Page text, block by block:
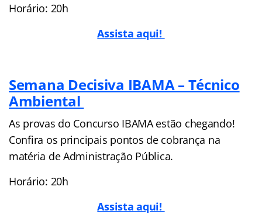
Horário: 20h
Assista aqui!
Semana Decisiva IBAMA – Técnico
Ambiental
As provas do Concurso IBAMA estão chegando!
Confira os principais pontos de cobrança na
matéria de Administração Pública.
Horário: 20h
Assista aqui!